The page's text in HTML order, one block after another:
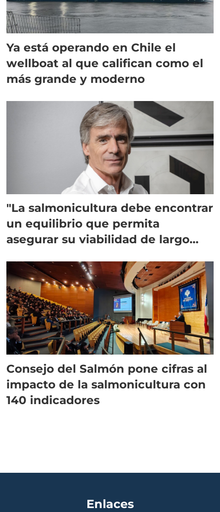
Ya está operando en Chile el
wellboat al que califican como el
más grande y moderno
"La salmonicultura debe encontrar
un equilibrio que permita
asegurar su viabilidad de largo
Consejo del Salmón pone cifras al
impacto de la salmonicultura con
140 indicadores
Enlaces